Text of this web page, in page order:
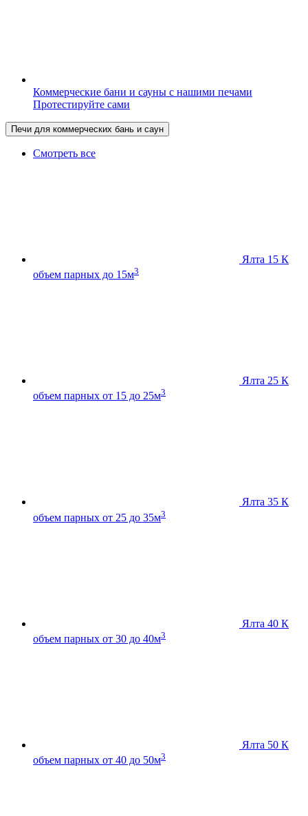
Коммерческие бани и сауны с нашими печами
Протестируйте сами
Печи для коммерческих бань и саун
Смотреть все
Ялта 15 К
объем парных до 15м3
Ялта 25 К
объем парных от 15 до 25м3
Ялта 35 К
объем парных от 25 до 35м3
Ялта 40 К
объем парных от 30 до 40м3
Ялта 50 К
объем парных от 40 до 50м3